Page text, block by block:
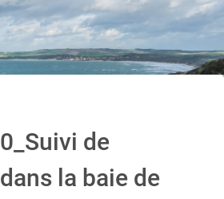
de
la baie de